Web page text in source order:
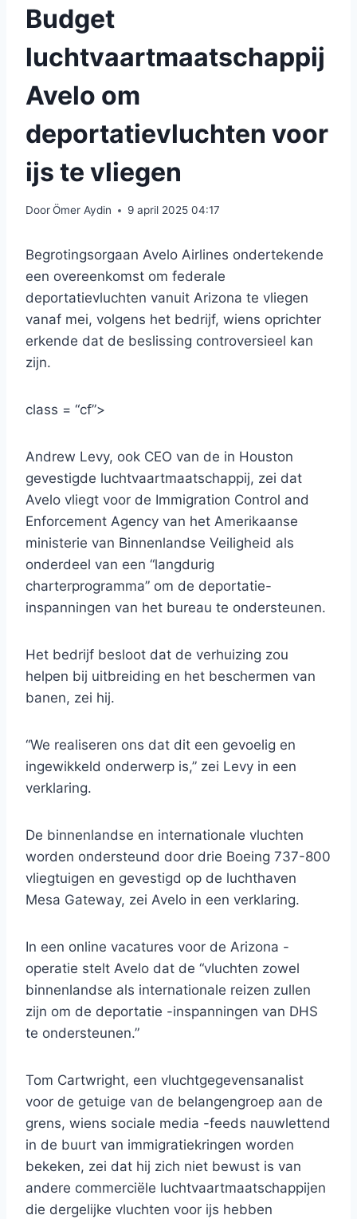
Budget
luchtvaartmaatschappij
Avelo om
deportatievluchten voor
ijs te vliegen
DoorÖmer Aydin 9 april 2025 04:17
Begrotingsorgaan Avelo Airlines ondertekende
een overeenkomst om federale
deportatievluchten vanuit Arizona te vliegen
vanaf mei, volgens het bedrijf, wiens oprichter
erkende dat de beslissing controversieel kan
zijn.
class = “cf”>
Andrew Levy, ook CEO van de in Houston
gevestigde luchtvaartmaatschappij, zei dat
Avelo vliegt voor de Immigration Control and
Enforcement Agency van het Amerikaanse
ministerie van Binnenlandse Veiligheid als
onderdeel van een “langdurig
charterprogramma” om de deportatie-
inspanningen van het bureau te ondersteunen.
Het bedrijf besloot dat de verhuizing zou
helpen bij uitbreiding en het beschermen van
banen, zei hij.
“We realiseren ons dat dit een gevoelig en
ingewikkeld onderwerp is,” zei Levy in een
verklaring.
De binnenlandse en internationale vluchten
worden ondersteund door drie Boeing 737-800
vliegtuigen en gevestigd op de luchthaven
Mesa Gateway, zei Avelo in een verklaring.
In een online vacatures voor de Arizona -
operatie stelt Avelo dat de “vluchten zowel
binnenlandse als internationale reizen zullen
zijn om de deportatie -inspanningen van DHS
te ondersteunen.”
Tom Cartwright, een vluchtgegevensanalist
voor de getuige van de belangengroep aan de
grens, wiens sociale media -feeds nauwlettend
in de buurt van immigratiekringen worden
bekeken, zei dat hij zich niet bewust is van
andere commerciële luchtvaartmaatschappijen
die dergelijke vluchten voor ijs hebben